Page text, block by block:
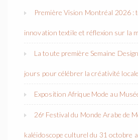
Première Vision Montréal 2026 :
innovation textile et réflexion sur la
La toute première Semaine
jours pour célébrer la créativité locale
Exposition Afrique Mode au
26ᵉ Festival du Monde Arabe de
kaléidoscope culturel du 31 octobre